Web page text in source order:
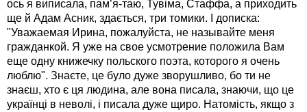
ось я виписала, пам’я-таю, Тувіма, Стаффа, а приходить
ще й Адам Асник, здається, три томики. І дописка:
"Уважаемая Ирина, пожалуйста, не называйте меня
гражданкой. Я уже на свое усмотрение положила Вам
еще одну книжечку польского поэта, которого я очень
люблю". Знаєте, це було дуже зворушливо, бо ти не
знаєш, хто є ця людина, але вона писала, знаючи, що це
українці в неволі, і писала дуже щиро. Натомість, якщо з